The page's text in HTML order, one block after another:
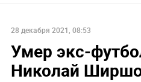
28 декабря 2021, 08:53
Умер экс-
Николай